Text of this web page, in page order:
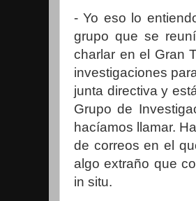
- Yo eso lo
grupo que se
charlar en el Gran
investigaciones
junta directiva y
Grupo de
hacíamos llamar.
de correos en el
algo extraño que
in situ.